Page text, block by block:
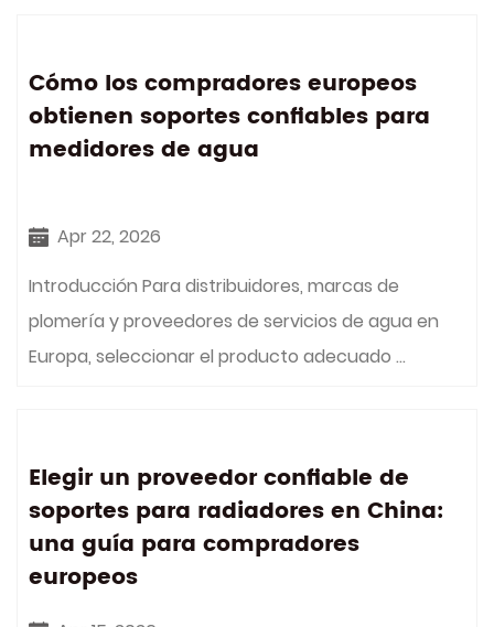
Cómo los compradores europeos
obtienen soportes confiables para
medidores de agua
Apr 22, 2026
Introducción Para distribuidores, marcas de
plomería y proveedores de servicios de agua en
Europa, seleccionar el producto adecuado ...
Elegir un proveedor confiable de
soportes para radiadores en China:
una guía para compradores
europeos